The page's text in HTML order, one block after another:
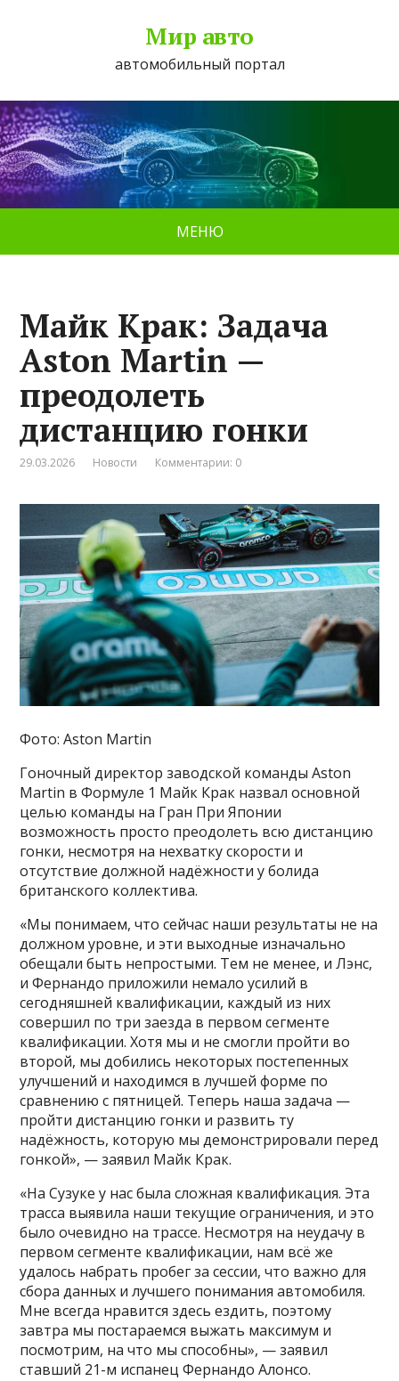
Мир авто
автомобильный портал
МЕНЮ
Майк Крак: Задача
Aston Martin —
преодолеть
дистанцию ​​гонки
29.03.2026 Новости Комментарии: 0
Фото: Aston Martin
Гоночный директор заводской команды Aston
Martin в Формуле 1 Майк Крак назвал основной
целью команды на Гран При Японии
возможность просто преодолеть всю дистанцию
гонки, несмотря на нехватку скорости и
отсутствие должной надёжности у болида
британского коллектива.
«Мы понимаем, что сейчас наши результаты не на
должном уровне, и эти выходные изначально
обещали быть непростыми. Тем не менее, и Лэнс,
и Фернандо приложили немало усилий в
сегодняшней квалификации, каждый из них
совершил по три заезда в первом сегменте
квалификации. Хотя мы и не смогли пройти во
второй, мы добились некоторых постепенных
улучшений и находимся в лучшей форме по
сравнению с пятницей. Теперь наша задача —
пройти дистанцию ​​гонки и развить ту
надёжность, которую мы демонстрировали перед
гонкой», — заявил Майк Крак.
«На Сузуке у нас была сложная квалификация. Эта
трасса выявила наши текущие ограничения, и это
было очевидно на трассе. Несмотря на неудачу в
первом сегменте квалификации, нам всё же
удалось набрать пробег за сессии, что важно для
сбора данных и лучшего понимания автомобиля.
Мне всегда нравится здесь ездить, поэтому
завтра мы постараемся выжать максимум и
посмотрим, на что мы способны», — заявил
ставший 21-м испанец Фернандо Алонсо.